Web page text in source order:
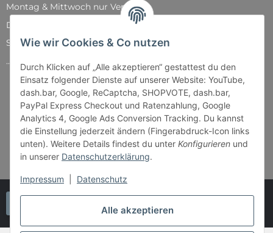
Alle akzeptieren
Wie wir Cookies & Co nutzen
Durch Klicken auf „Alle akzeptieren“ gestattest du den
Einsatz folgender Dienste auf unserer Website: YouTube,
dash.bar, Google, ReCaptcha, SHOPVOTE, dash.bar,
PayPal Express Checkout und Ratenzahlung, Google
Analytics 4, Google Ads Conversion Tracking. Du kannst
die Einstellung jederzeit ändern (Fingerabdruck-Icon links
unten). Weitere Details findest du unter Konfigurieren und
in unserer Datenschutzerklärung.
Impressum Datenschutz
Montag & Mittwoch nur Versand
Dienstag, Donnerstag und Freitag: 11:00 - 18:30 Uhr
Samstag: 11:00 - 14:00 Uhr
...und natürlich während unserer Events